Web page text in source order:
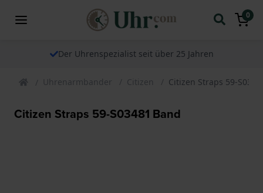
0
Der Uhrenspezialist seit über 25 Jahren
Uhrenarmbander Citizen Citizen Straps 59-
Citizen Straps 59-S03481 Band